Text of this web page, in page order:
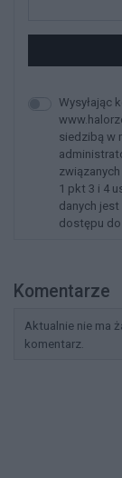
Wysyłając
siedzibą w
1 pkt 3 i 4
danych
dostępu
Komentarze
Aktualnie nie ma
komentarz.